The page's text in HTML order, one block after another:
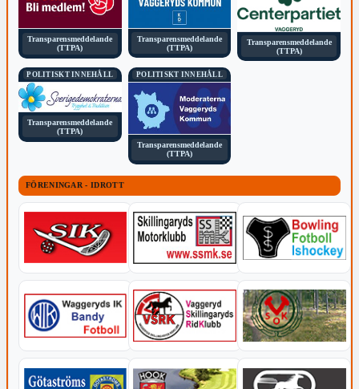
Transparensmeddelande
(TTPA)
Transparensmeddelande
(TTPA)
Transparensmeddelande
(TTPA)
POLITISKT INNEHÅLL
Transparensmeddelande
(TTPA)
POLITISKT INNEHÅLL
Transparensmeddelande
(TTPA)
FÖRENINGAR - IDROTT